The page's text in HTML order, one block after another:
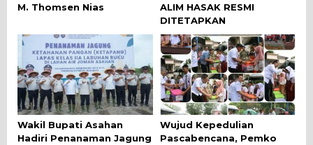
M. Thomsen Nias
ALIM HASAK RESMI
DITETAPKAN
Wakil Bupati Asahan
Hadiri Penanaman Jagung
Wujud Kepedulian
Pascabencana, Pemko